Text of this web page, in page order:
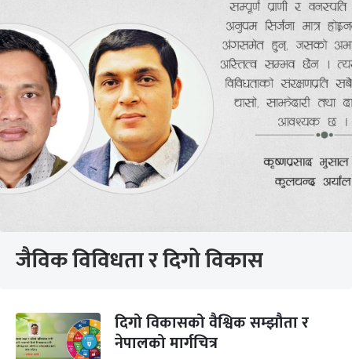
जैविक विविधता र दिगो विकास
दिगो विकासको वैश्विक सम्झौता र
नेपालको मार्गचित्र